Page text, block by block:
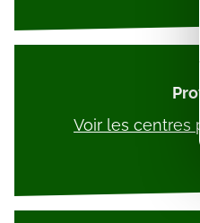
Voir les centres